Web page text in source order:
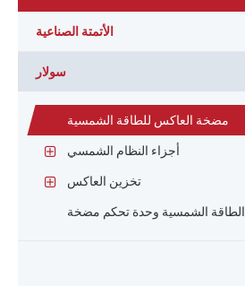
الأتمتة الصناعية
سولار
مضخة العاكس للطاقة الشمسية
أجزاء النظام الشمسي
تخزين العاكس
الطاقة الشمسية وحدة تحكم مضخة